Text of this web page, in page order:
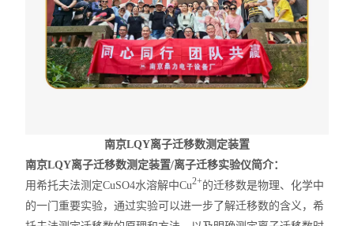
南京LQY离子迁移数测定装置
南京LQY离子迁移数测定装置/离子迁移实验仪简介：
用希托夫法测定CuSO4水溶解中Cu2+的迁移数是物理、化学中
的一门重要实验，通过实验可以进一步了解迁移数的含义，希